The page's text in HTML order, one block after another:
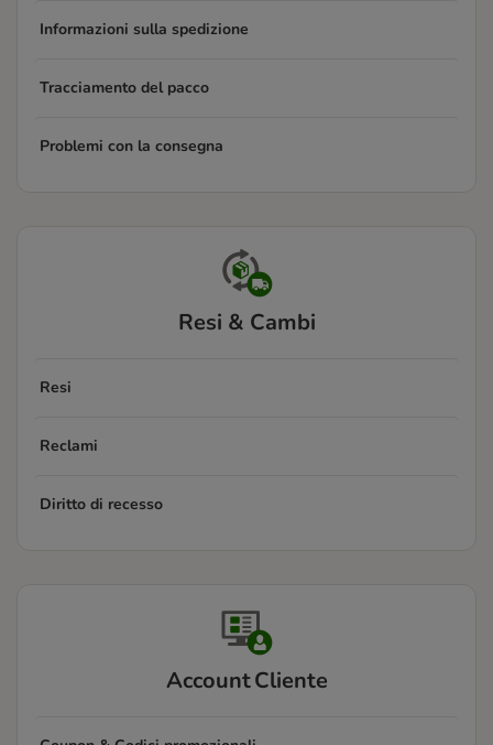
Informazioni sulla spedizione
Tracciamento del pacco
Problemi con la consegna
Resi & Cambi
Resi
Reclami
Diritto di recesso
Account Cliente